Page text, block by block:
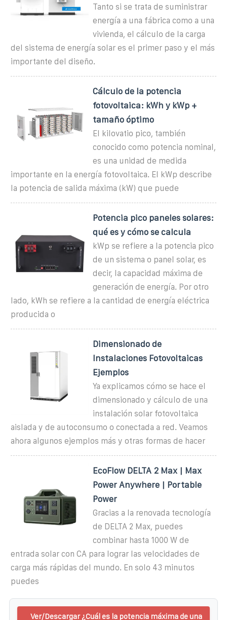
Tanto si se trata de suministrar
energía a una fábrica como a una
vivienda, el cálculo de la carga
del sistema de energía solar es el primer paso y el más
importante del diseño.
Cálculo de la potencia
fotovoltaica: kWh y kWp +
tamaño óptimo
El kilovatio pico, también
conocido como potencia nominal,
es una unidad de medida
importante en la energía fotovoltaica. El kWp describe
la potencia de salida máxima (kW) que puede
Potencia pico paneles solares:
qué es y cómo se calcula
kWp se refiere a la potencia pico
de un sistema o panel solar, es
decir, la capacidad máxima de
generación de energía. Por otro
lado, kWh se refiere a la cantidad de energía eléctrica
producida o
Dimensionado de
Instalaciones Fotovoltaicas
Ejemplos
Ya explicamos cómo se hace el
dimensionado y cálculo de una
instalación solar fotovoltaica
aislada y de autoconsumo o conectada a red. Veamos
ahora algunos ejemplos más y otras formas de hacer
EcoFlow DELTA 2 Max | Max
Power Anywhere | Portable
Power
Gracias a la renovada tecnología
de DELTA 2 Max, puedes
combinar hasta 1000 W de
entrada solar con CA para lograr las velocidades de
carga más rápidas del mundo. En solo 43 minutos
puedes
Ver/Descargar ¿Cuál es la potencia máxima de una